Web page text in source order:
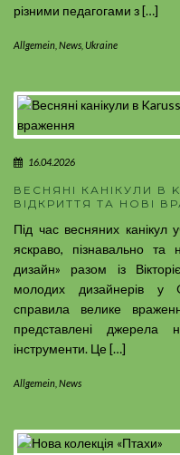
різними педагогами з […]
Allgemein News Ukraine
16.04.2026
ВЕСНЯНІ КАНІКУЛИ В
ВІДКРИТТЯ ТА НОВІ
Під час весняних канікул
яскраво, пізнавально
дизайн» разом із
молодих дизайнерів у
справила велике
представлені джерела
інструменти. Це […]
Allgemein News